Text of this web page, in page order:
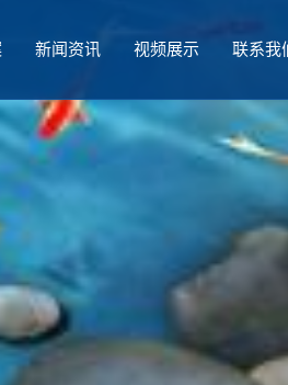
新闻资讯 视频展示 联系我